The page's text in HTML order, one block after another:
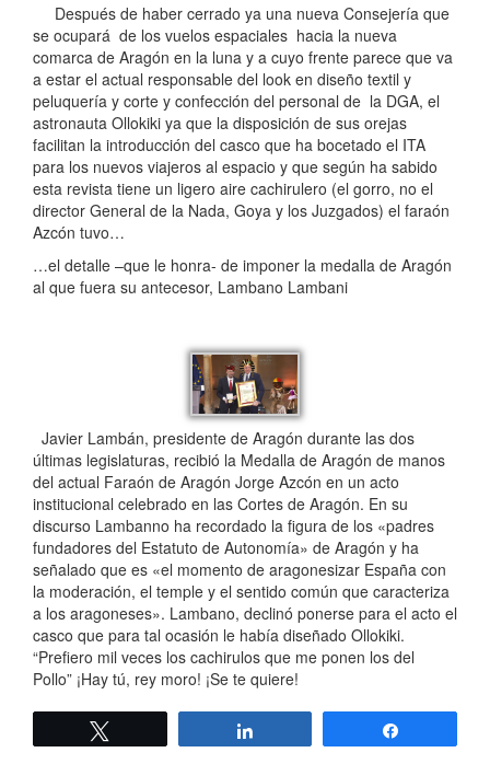
Después de haber cerrado ya una nueva Consejería que
se ocupará de los vuelos espaciales hacia la nueva
comarca de Aragón en la luna y a cuyo frente parece que va
a estar el actual responsable del look en diseño textil y
peluquería y corte y confección del personal de la DGA, el
astronauta Ollokiki ya que la disposición de sus orejas
facilitan la introducción del casco que ha bocetado el ITA
para los nuevos viajeros al espacio y que según ha sabido
esta revista tiene un ligero aire cachirulero (el gorro, no el
director General de la Nada, Goya y los Juzgados) el faraón
Azcón tuvo…
…el detalle –que le honra- de imponer la medalla de Aragón
al que fuera su antecesor, Lambano Lambani
Javier Lambán, presidente de Aragón durante las dos
últimas legislaturas, recibió la Medalla de Aragón de manos
del actual Faraón de Aragón Jorge Azcón en un acto
institucional celebrado en las Cortes de Aragón. En su
discurso Lambanno ha recordado la figura de los «padres
fundadores del Estatuto de Autonomía» de Aragón y ha
señalado que es «el momento de aragonesizar España con
la moderación, el temple y el sentido común que caracteriza
a los aragoneses». Lambano, declinó ponerse para el acto el
casco que para tal ocasión le había diseñado Ollokiki.
“Prefiero mil veces los cachirulos que me ponen los del
Pollo” ¡Hay tú, rey moro! ¡Se te quiere!